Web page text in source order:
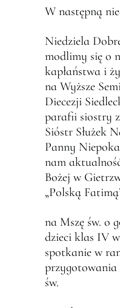
W następną
Niedziela
modlimy się o
kapłaństwa i
na Wyższe
Diecezji
parafii siostry
Sióstr Służek
Panny
nam
Bożej w
„Polską
na Mszę św. o
dzieci klas IV
spotkanie w
św.